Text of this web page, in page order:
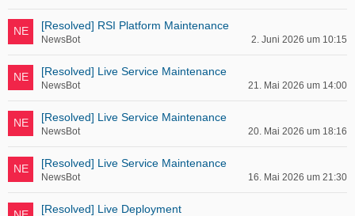
[Resolved] RSI Platform Maintenance
NewsBot 2. Juni 2026 um 10:15
[Resolved] Live Service Maintenance
NewsBot 21. Mai 2026 um 14:00
[Resolved] Live Service Maintenance
NewsBot 20. Mai 2026 um 18:16
[Resolved] Live Service Maintenance
NewsBot 16. Mai 2026 um 21:30
[Resolved] Live Deployment